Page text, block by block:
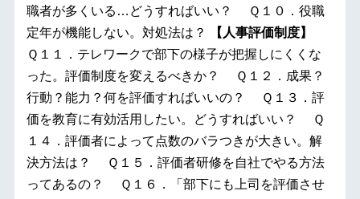
職者が多くいる…どうすればいい？ Ｑ１０．役職
定年が機能しない。対処法は？
【人事評価制度】
Ｑ１１．テレワークで部下の様子が把握しにくくな
った。評価制度を変えるべきか？ Ｑ１２．成果？
行動？能力？何を評価すればいいの？ Ｑ１３．評
価を教育に有効活用したい。どうすればいい？ Ｑ
１４．評価者によって点数のバラつきが大きい。解
決方法は？ Ｑ１５．評価者研修を自社でやる方法
ってあるの？ Ｑ１６．「部下にも上司を評価させ